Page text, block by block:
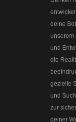
deine
unserem
und
die
gezielte
und
zur
deiner